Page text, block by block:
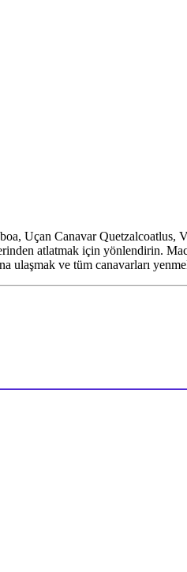
Uçan Canavar Quetzalcoatlus,
atlatmak için yönlendirin.
ulaşmak ve tüm canavarları